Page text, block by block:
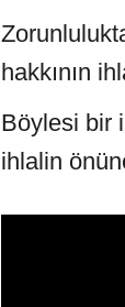
hakkının
Böylesi bir
ihlalin